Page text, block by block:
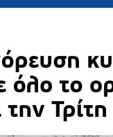
το
Τρίτη